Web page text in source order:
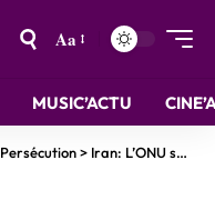
Aa
MUSIC’ACTU
Persécution> Iran: L’ONU souligne la répression des minorités religieuses par les autorités.